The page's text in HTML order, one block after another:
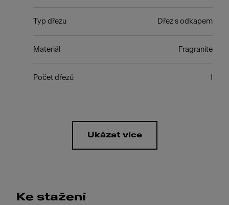
Typ dřezu Dřez s odkapem
Materiál Fragranite
Počet dřezů 1
Ukázat více
Ke stažení